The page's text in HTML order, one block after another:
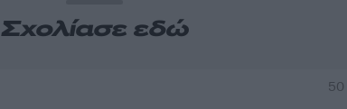
Σχολίασε εδώ